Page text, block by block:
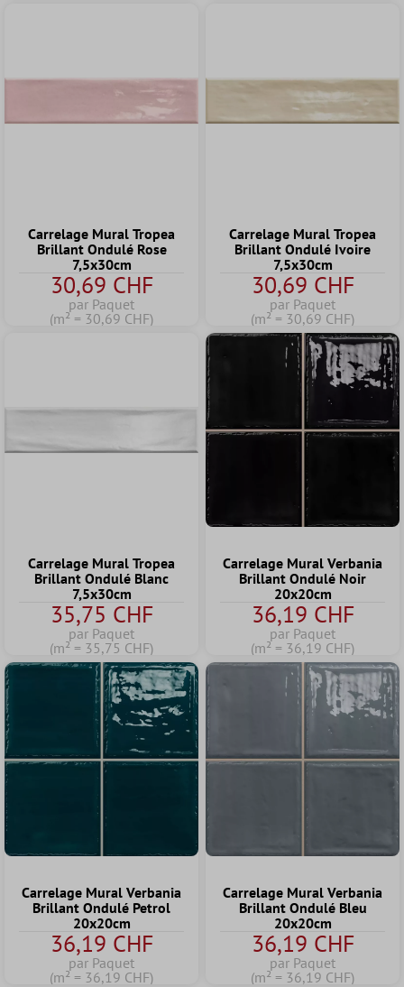
Carrelage Mural Tropea
Brillant Ondulé Rose
7,5x30cm
30,69 CHF
par Paquet
(m² = 30,69 CHF)
Carrelage Mural Tropea
Brillant Ondulé Ivoire
7,5x30cm
30,69 CHF
par Paquet
(m² = 30,69 CHF)
Carrelage Mural Tropea
Brillant Ondulé Blanc
7,5x30cm
35,75 CHF
par Paquet
(m² = 35,75 CHF)
Carrelage Mural Verbania
Brillant Ondulé Noir
20x20cm
36,19 CHF
par Paquet
(m² = 36,19 CHF)
Carrelage Mural Verbania
Brillant Ondulé Petrol
20x20cm
36,19 CHF
par Paquet
(m² = 36,19 CHF)
Carrelage Mural Verbania
Brillant Ondulé Bleu
20x20cm
36,19 CHF
par Paquet
(m² = 36,19 CHF)